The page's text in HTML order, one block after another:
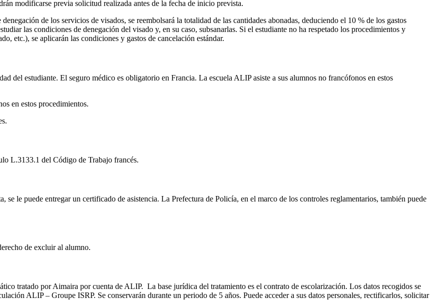
modificarse previa solicitud realizada antes de la fecha de inicio prevista.
de los servicios de visados, se reembolsará la totalidad de las cantidades abonadas, deduciendo el 10 % de los gastos
las condiciones de denegación del visado y, en su caso, subsanarlas. Si el estudiante no ha respetado los procedimientos y
etc.), se aplicarán las condiciones y gastos de cancelación estándar.
del estudiante. El seguro médico es obligatorio en Francia. La escuela ALIP asiste a sus alumnos no francófonos en estos
en estos procedimientos.
L.3133.1 del Código de Trabajo francés.
se le puede entregar un certificado de asistencia. La Prefectura de Policía, en el marco de los controles reglamentarios, también puede
de excluir al alumno.
tratado por Aimaira por cuenta de ALIP. La base jurídica del tratamiento es el contrato de escolarización. Los datos recogidos se
ALIP – Groupe ISRP. Se conservarán durante un periodo de 5 años. Puede acceder a sus datos personales, rectificarlos, solicitar